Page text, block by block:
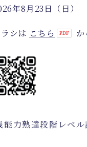
年8月 23 日（日）
シは こちら
能力熟達段階レベ